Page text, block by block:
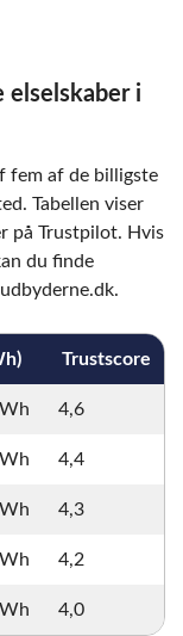
elselskaber i
fem af de billigste
Tabellen viser
på Trustpilot. Hvis
du finde
Trustscore
4,6
4,4
4,3
4,2
4,0